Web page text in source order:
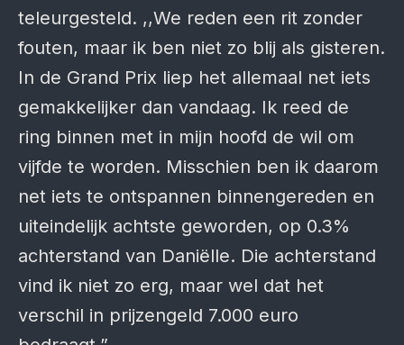
teleurgesteld. ,,We reden een rit zonder
fouten, maar ik ben niet zo blij als gisteren.
In de Grand Prix liep het allemaal net iets
gemakkelijker dan vandaag. Ik reed de
ring binnen met in mijn hoofd de wil om
vijfde te worden. Misschien ben ik daarom
net iets te ontspannen binnengereden en
uiteindelijk achtste geworden, op 0.3%
achterstand van Daniëlle. Die achterstand
vind ik niet zo erg, maar wel dat het
verschil in prijzengeld 7.000 euro